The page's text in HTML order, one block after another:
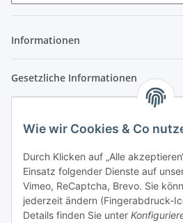
Wie wir Cookies & Co
Durch Klicken auf „Alle
Einsatz folgender Dienste auf
Vimeo, ReCaptcha, Brevo. Sie
jederzeit ändern (Fingerabdruck-
Details finden Sie unter
Informationen
Gesetzliche Informationen